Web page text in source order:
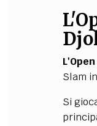
Slam
Si